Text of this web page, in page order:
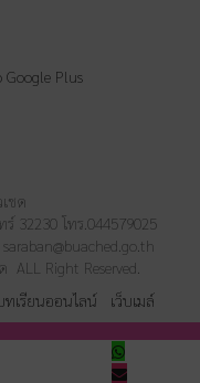
ชด
32230 โทร.044579025
saraban@buached.go.th
Right Reserved.
ทเรียนออนไลน์ เว็บเมล์